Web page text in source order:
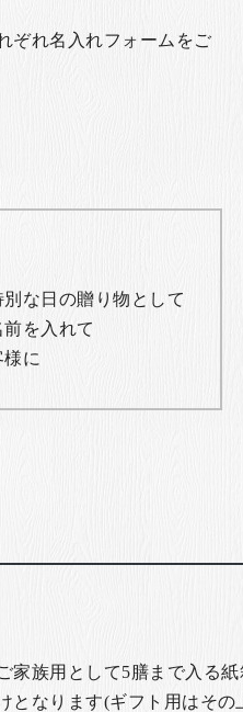
ぞれ名入れフォームをご
な日の贈り物として
を入れて
に
族用として5膳まで入る紙
なります(ギフト用はそ